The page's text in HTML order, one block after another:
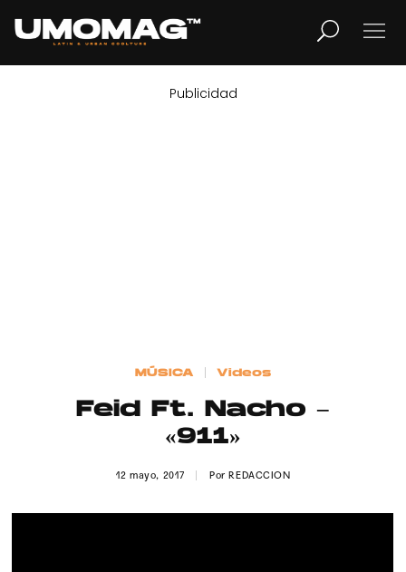
LIFESTYLE
Publicidad
MÚSICA Videos
Feid Ft. Nacho –
«911»
12 mayo, 2017 PorREDACCION